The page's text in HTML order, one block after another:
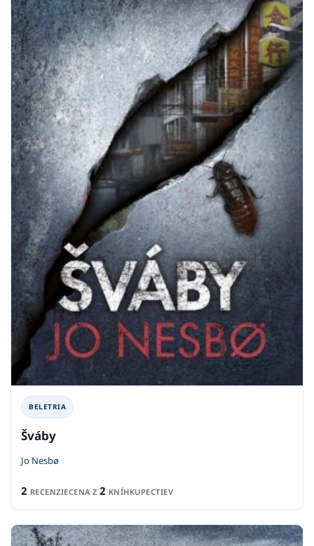
BELETRIA
Šváby
Jo Nesbø
2 RECENZIECENA Z 2 KNÍHKUPECTIEV